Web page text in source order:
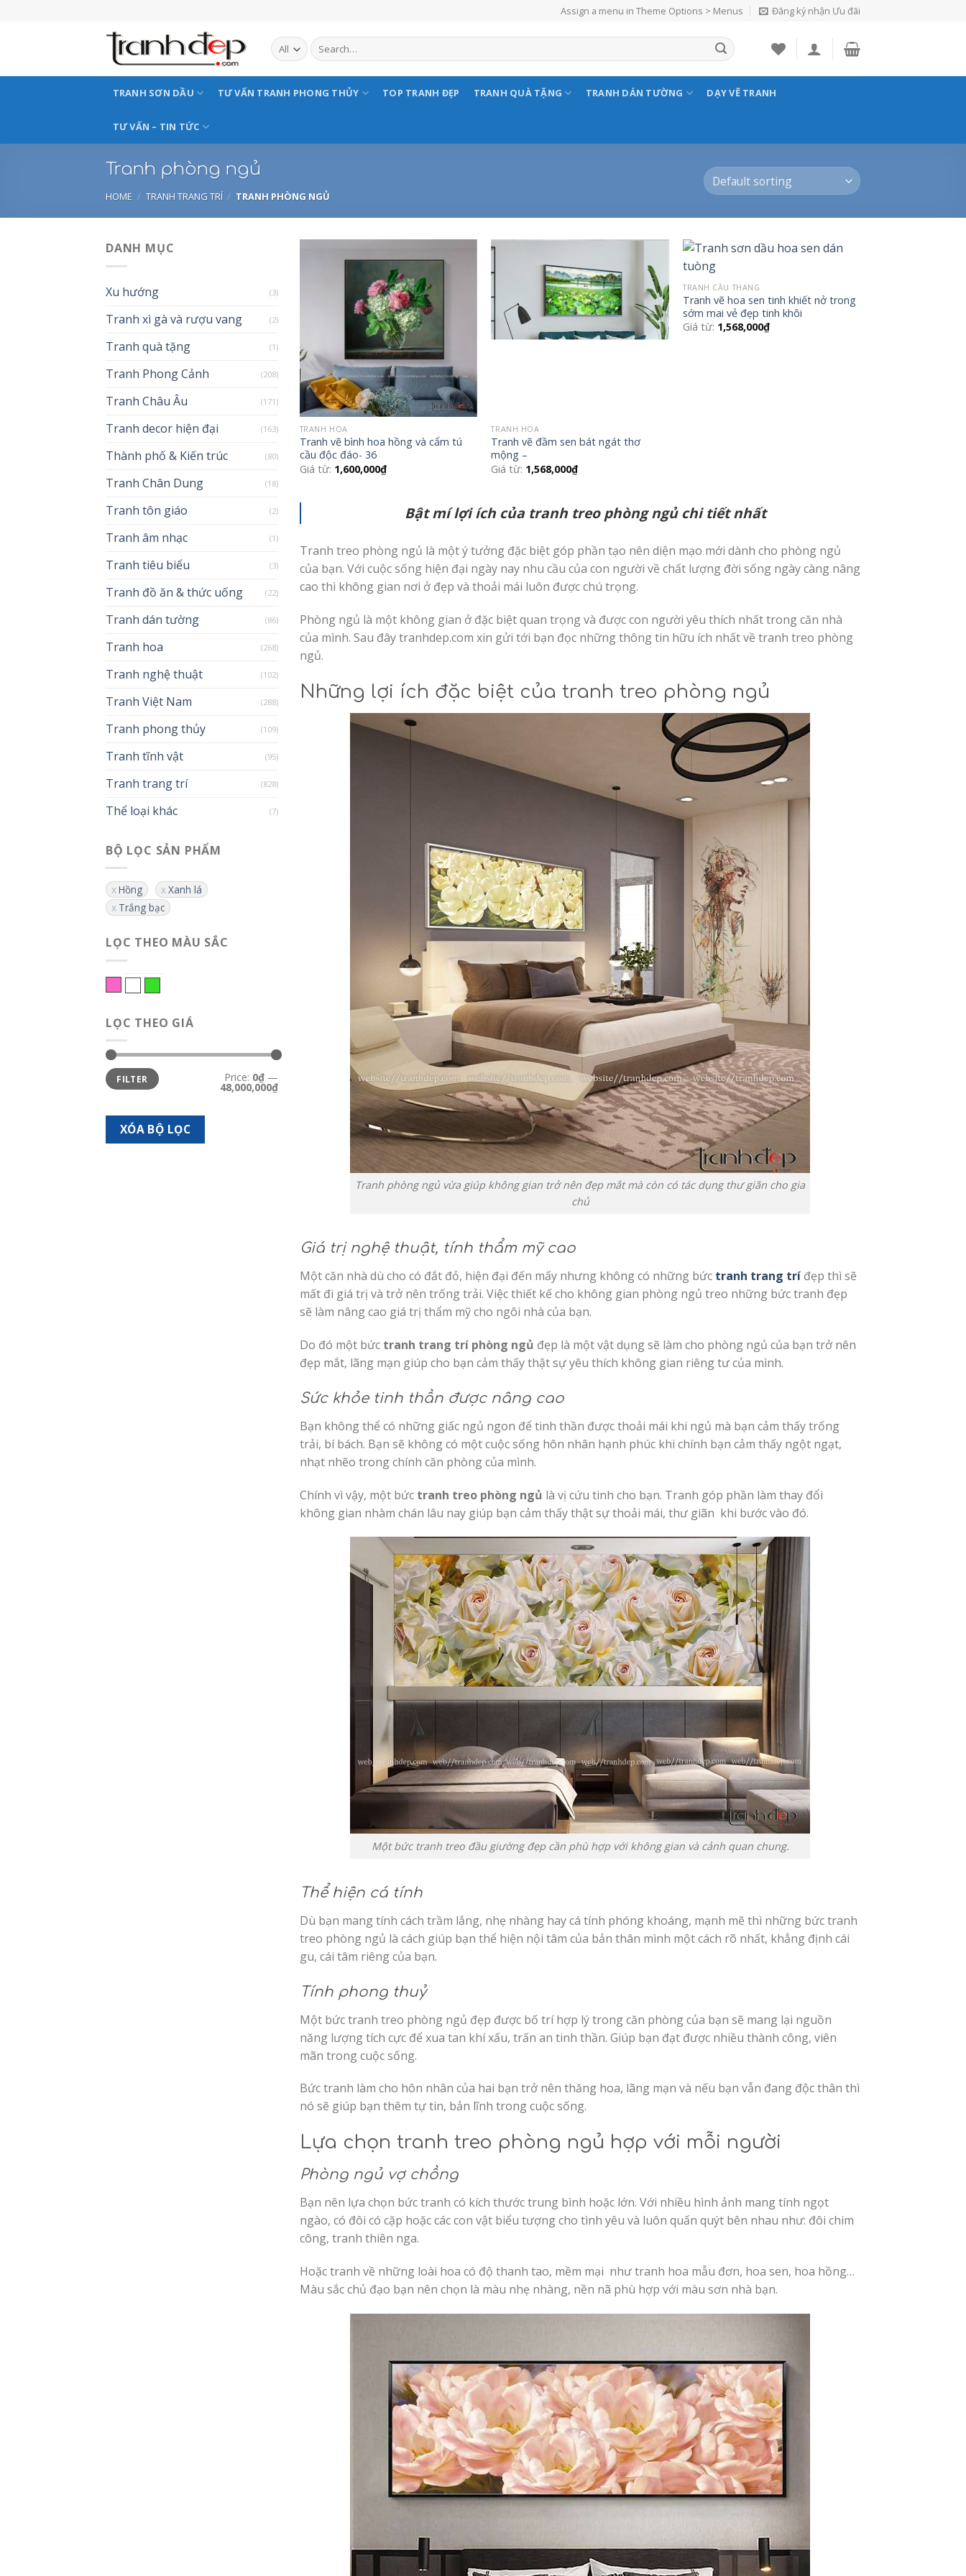
Assign a menu in Theme Options > Menus Đăng ký nhận Ưu đãi
TRANH SƠN DẦU TƯ VẤN TRANH PHONG THỦY TOP TRANH ĐẸP TRANH QUÀ TẶNG TRANH DÁN TƯỜNG DẠY VẼ TRANH
TƯ VẤN – TIN TỨC
Tranh phòng ngủ
HOME / TRANH TRANG TRÍ / TRANH PHÒNG NGỦ
DANH MỤC
Xu hướng (3)
Tranh xì gà và rượu vang (2)
Tranh quà tặng (1)
Tranh Phong Cảnh (208)
Tranh Châu Âu (171)
Tranh decor hiện đại (163)
Thành phố & Kiến trúc (80)
Tranh Chân Dung (18)
Tranh tôn giáo (2)
Tranh âm nhạc (1)
Tranh tiêu biểu (3)
Tranh đồ ăn & thức uống (22)
Tranh dán tường (86)
Tranh hoa (268)
Tranh nghệ thuật (102)
Tranh Việt Nam (288)
Tranh phong thủy (109)
Tranh tĩnh vật (95)
Tranh trang trí (828)
Thể loại khác (7)
BỘ LỌC SẢN PHẨM
Hồng
Xanh lá
Trắng bạc
LỌC THEO MÀU SẮC
LỌC THEO GIÁ
Min
price
Max
priceFILTER Price: 0₫ —
48,000,000₫
XÓA BỘ LỌC
TRANH HOA
Tranh vẽ bình hoa hồng và cẩm tú
cầu độc đáo- 36
Giá từ: 1,600,000₫
Add to
Wishlist
TRANH HOA
Tranh vẽ đầm sen bát ngát thơ
mộng –
Giá từ: 1,568,000₫
TRANH CẦU THANG
Tranh vẽ hoa sen tinh khiết nở trong
sớm mai vẻ đẹp tinh khôi
Giá từ: 1,568,000₫
Bật mí lợi ích của tranh treo phòng ngủ chi tiết nhất
Tranh treo phòng ngủ là một ý tưởng đặc biệt góp phần tạo nên diện mạo mới dành cho phòng ngủ
của bạn. Với cuộc sống hiện đại ngày nay nhu cầu của con người về chất lượng đời sống ngày càng nâng
cao thì không gian nơi ở đẹp và thoải mái luôn được chú trọng.
Phòng ngủ là một không gian ở đặc biệt quan trọng và được con người yêu thích nhất trong căn nhà
của mình. Sau đây tranhdep.com xin gửi tới bạn đọc những thông tin hữu ích nhất về tranh treo phòng
ngủ.
Những lợi ích đặc biệt của tranh treo phòng ngủ
Tranh phòng ngủ vừa giúp không gian trở nên đẹp mắt mà còn có tác dụng thư giãn cho gia
chủ
Giá trị nghệ thuật, tính thẩm mỹ cao
Một căn nhà dù cho có đắt đỏ, hiện đại đến mấy nhưng không có những bức tranh trang trí đẹp thì sẽ
mất đi giá trị và trở nên trống trải. Việc thiết kế cho không gian phòng ngủ treo những bức tranh đẹp
sẽ làm nâng cao giá trị thẩm mỹ cho ngôi nhà của bạn.
Do đó một bức tranh trang trí phòng ngủ đẹp là một vật dụng sẽ làm cho phòng ngủ của bạn trở nên
đẹp mắt, lãng mạn giúp cho bạn cảm thấy thật sự yêu thích không gian riêng tư của mình.
Sức khỏe tinh thần được nâng cao
Bạn không thể có những giấc ngủ ngon để tinh thần được thoải mái khi ngủ mà bạn cảm thấy trống
trải, bí bách. Bạn sẽ không có một cuộc sống hôn nhân hạnh phúc khi chính bạn cảm thấy ngột ngạt,
nhạt nhẽo trong chính căn phòng của mình.
Chính vì vậy, một bức tranh treo phòng ngủ là vị cứu tinh cho bạn. Tranh góp phần làm thay đổi
không gian nhàm chán lâu nay giúp bạn cảm thấy thật sự thoải mái, thư giãn khi bước vào đó.
Một bức tranh treo đầu giường đẹp cần phù hợp với không gian và cảnh quan chung.
Thể hiện cá tính
Dù bạn mang tính cách trầm lắng, nhẹ nhàng hay cá tính phóng khoáng, mạnh mẽ thì những bức tranh
treo phòng ngủ là cách giúp bạn thể hiện nội tâm của bản thân mình một cách rõ nhất, khẳng định cái
gu, cái tâm riêng của bạn.
Tính phong thuỷ
Một bứctranh treo phòng ngủ đẹp được bố trí hợp lý trong căn phòng của bạn sẽ mang lại nguồn
năng lượng tích cực để xua tan khí xấu, trấn an tinh thần. Giúp bạn đạt được nhiều thành công, viên
mãn trong cuộc sống.
Bức tranh làm cho hôn nhân của hai bạn trở nên thăng hoa, lãng mạn và nếu bạn vẫn đang độc thân thì
nó sẽ giúp bạn thêm tự tin, bản lĩnh trong cuộc sống.
Lựa chọn tranh treo phòng ngủ hợp với mỗi người
Phòng ngủ vợ chồng
Bạn nên lựa chọn bức tranh có kích thước trung bình hoặc lớn. Với nhiều hình ảnh mang tính ngọt
ngào, có đôi có cặp hoặc các con vật biểu tượng cho tình yêu và luôn quấn quýt bên nhau như: đôi chim
công, tranh thiên nga.
Hoặc tranh về những loài hoa có độ thanh tao, mềm mại như tranh hoa mẫu đơn, hoa sen, hoa hồng…
Màu sắc chủ đạo bạn nên chọn là màu nhẹ nhàng, nền nã phù hợp với màu sơn nhà bạn.